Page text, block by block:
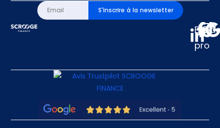
S'inscrire à la newsletter
pro